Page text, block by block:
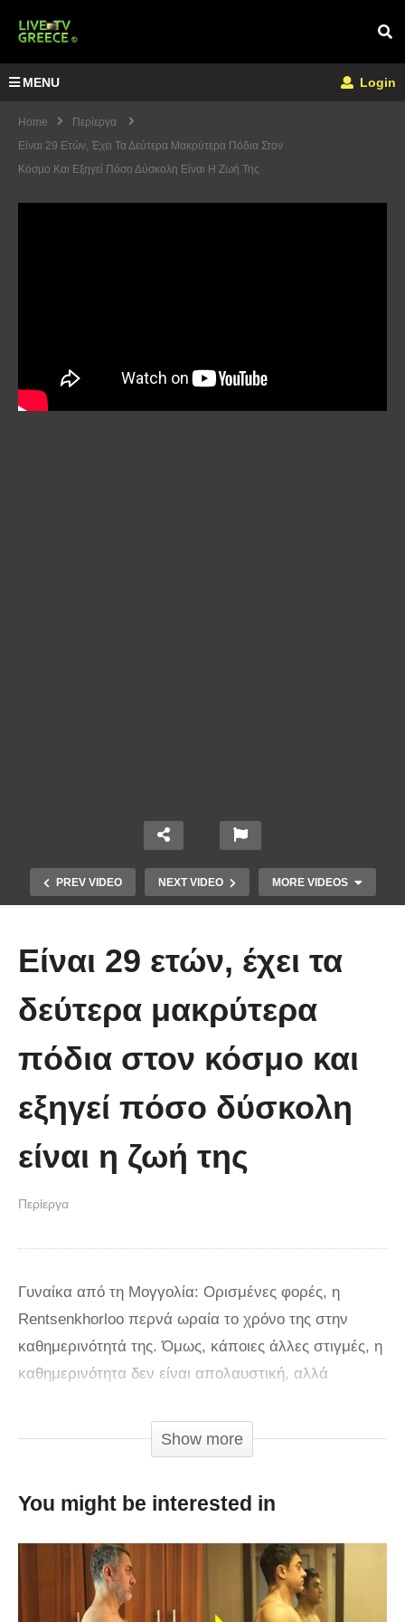
MENU Login
Home
Περίεργα
Είναι 29 Ετών, Έχει Τα Δεύτερα Μακρύτερα Πόδια Στον
Κόσμο Και Εξηγεί Πόσο Δύσκολη Είναι Η Ζωή Της
PREV VIDEO NEXT VIDEO MORE VIDEOS
10 από τα πιο ασυνήθιστα
ουρανό
Είναι 29 ετών, έχει τα
δεύτερα μακρύτερα
πόδια στον κόσμο και
εξηγεί πόσο δύσκολη
είναι η ζωή της
Περίεργα
Γυναίκα από τη Μογγολία: Ορισμένες φορές, η
Rentsenkhorloo περνά ωραία το χρόνο της στην
καθημερινότητά της. Όμως, κάποιες άλλες στιγμές, η
καθημερινότητα δεν είναι απολαυστική, αλλά
όπως είναι ολόκληρο το όνομά της) είναι είκοσι εννέα
ετών. Η ίδια είναι ιδιαίτερη. Αυτό, διότι έχει πόδια
εκατοστών. Η ύψους 2,05 και γεννημένη στη
επιδεικνύει τα μακριά πόδια της. Το κάνει, φορώντας
σορτς και ψηλοτάκουνα παπούτσια. Γυναίκα από τη
Μογγολία:
Show more
You might be interested in